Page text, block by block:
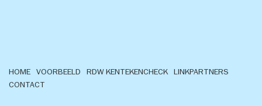
HOME VOORBEELD RDW KENTEKENCHECK
LINKPARTNERS
CONTACT